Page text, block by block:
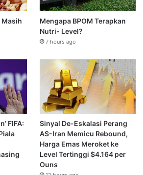
Mengapa BPOM Terapkan
Nutri- Level?
7 hours ago
FIFA:
Sinyal De-Eskalasi Perang
AS-Iran Memicu Rebound,
Harga Emas Meroket ke
Level Tertinggi $4.164 per
Ouns